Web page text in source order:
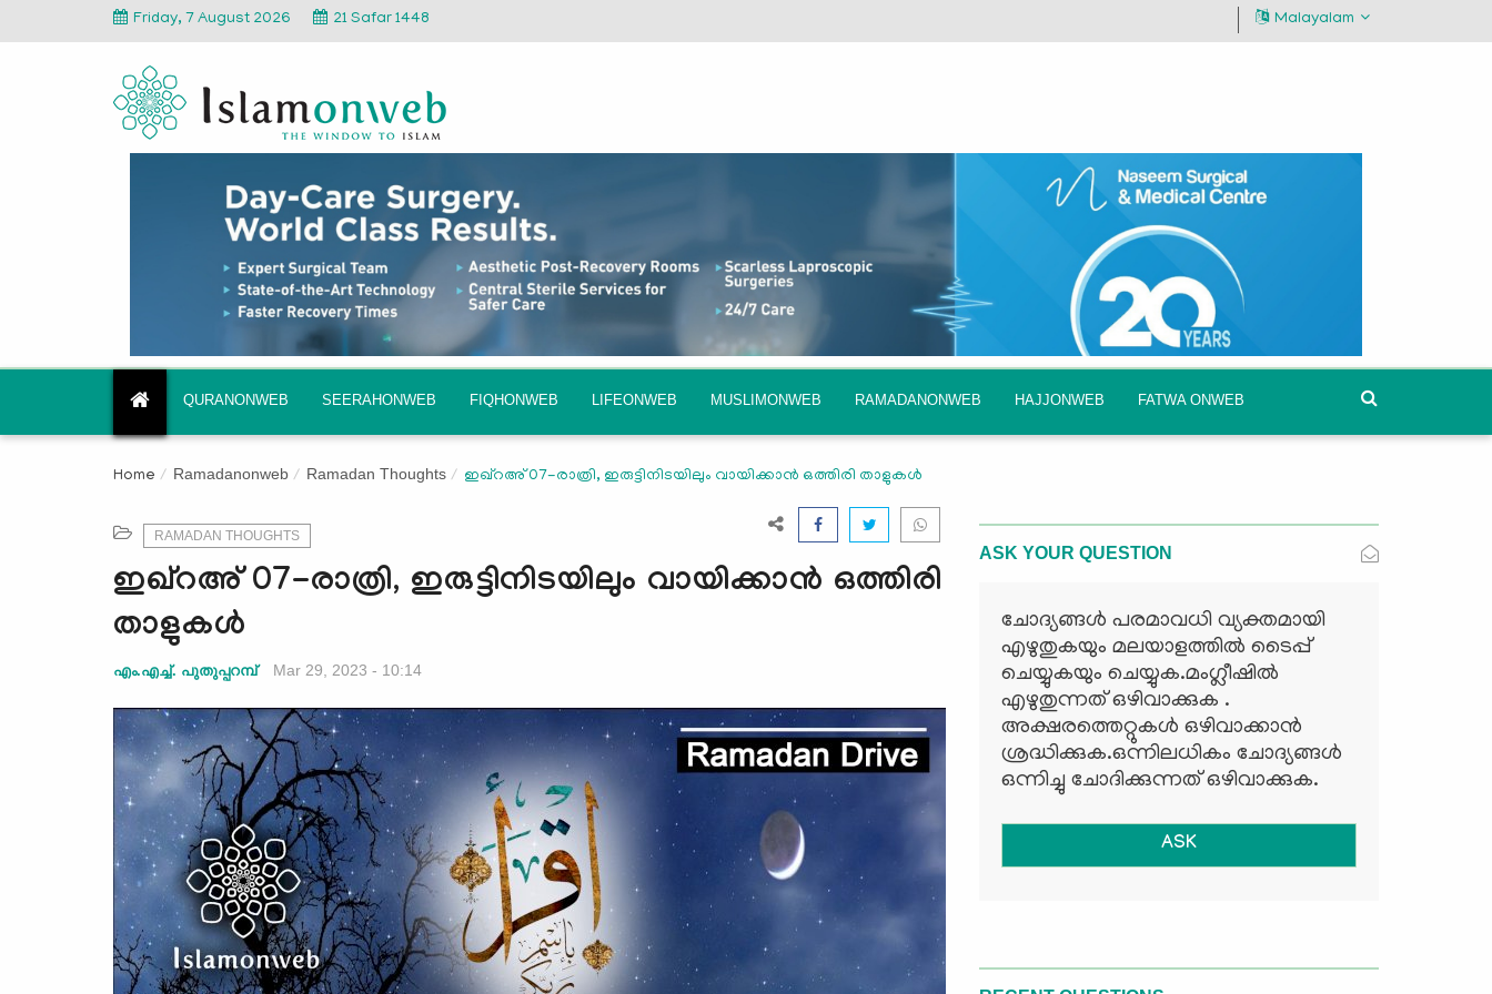
Friday, 7 August 2026 21 Safar 1448 Malayalam
QURANONWEB SEERAHONWEB FIQHONWEB LIFEONWEB MUSLIMONWEB RAMADANONWEB HAJJONWEB FATWA ONWEB
Home Ramadanonweb Ramadan Thoughts ഇഖ്റഅ് 07-രാത്രി, ഇരുട്ടിനിടയിലും വായിക്കാന്‍ ഒത്തിരി താളുകള്‍
RAMADAN THOUGHTS
ഇഖ്റഅ് 07-രാത്രി, ഇരുട്ടിനിടയിലും വായിക്കാന്‍ ഒത്തിരി
താളുകള്‍
എം.എച്ച്. പുതുപ്പറമ്പ് Mar 29, 2023 - 10:14
ASK YOUR QUESTION
ചോദ്യങ്ങള്‍ പരമാവധി വ്യക്തമായി
എഴുതുകയും മലയാളത്തില്‍ ടൈപ്പ്
ചെയ്യുകയും ചെയ്യുക.മംഗ്ലീഷില്‍
എഴുതുന്നത് ഒഴിവാക്കുക .
അക്ഷരത്തെറ്റുകള്‍ ഒഴിവാക്കാന്‍
ശ്രദ്ധിക്കുക.ഒന്നിലധികം ചോദ്യങ്ങള്‍
ഒന്നിച്ചു ചോദിക്കുന്നത് ഒഴിവാക്കുക.
ASK